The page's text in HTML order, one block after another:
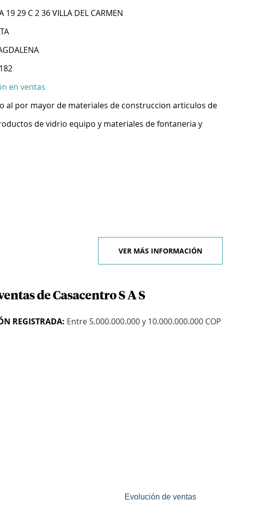
19 29 C 2 36 VILLA DEL CARMEN
en ventas
al por mayor de materiales de construccion articulos de
de vidrio equipo y materiales de fontaneria y
VER MÁS INFORMACIÓN
de Casacentro S A S
REGISTRADA: Entre 5.000.000.000 y 10.000.000.000 COP
Evolución de ventas